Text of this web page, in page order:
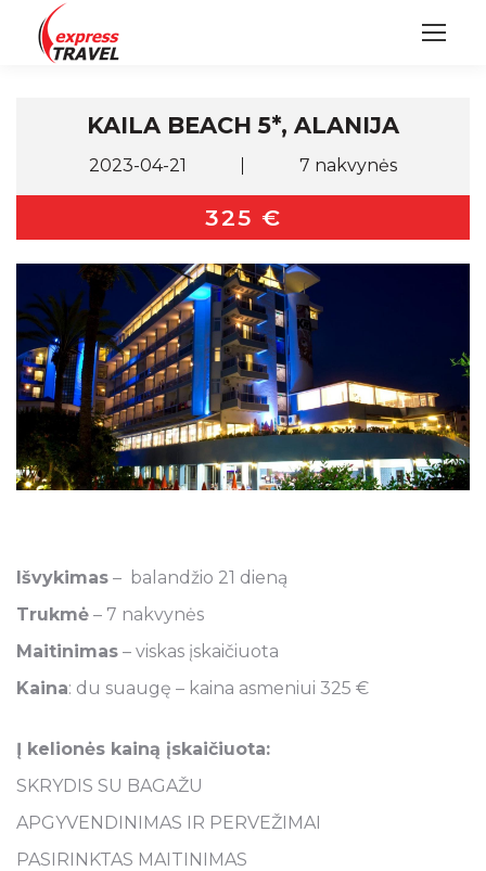
KAILA BEACH 5*, ALANIJA
2023-04-21 7 nakvynės
325 €
Išvykimas – balandžio 21 dieną
Trukmė – 7 nakvynės
Maitinimas – viskas įskaičiuota
Kaina: du suaugę – kaina asmeniui 325 €
Į kelionės kainą įskaičiuota:
SKRYDIS SU BAGAŽU
APGYVENDINIMAS IR PERVEŽIMAI
PASIRINKTAS MAITINIMAS